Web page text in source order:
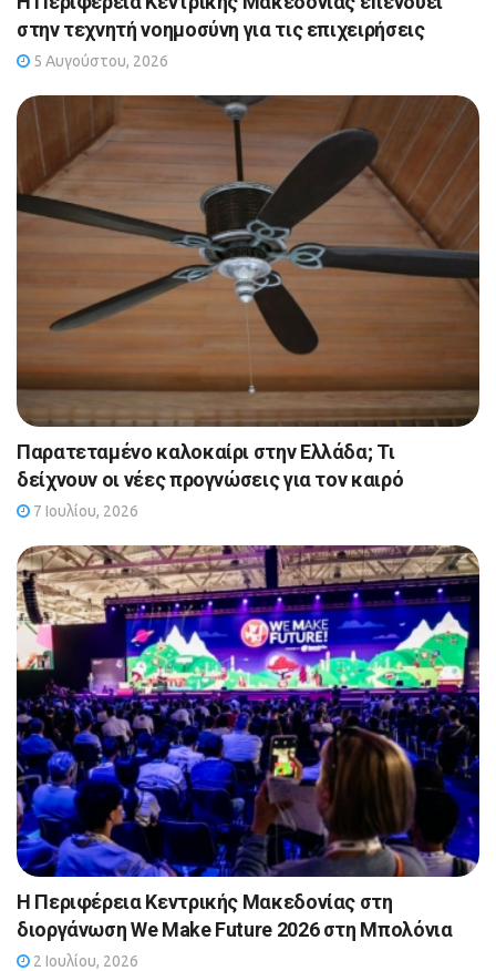
στην τεχνητή νοημοσύνη για τις επιχειρήσεις
5 Αυγούστου, 2026
Παρατεταμένο καλοκαίρι στην Ελλάδα; Τι
δείχνουν οι νέες προγνώσεις για τον καιρό
7 Ιουλίου, 2026
Η Περιφέρεια Κεντρικής Μακεδονίας στη
διοργάνωση We Make Future 2026 στη Μπολόνια
2 Ιουλίου, 2026